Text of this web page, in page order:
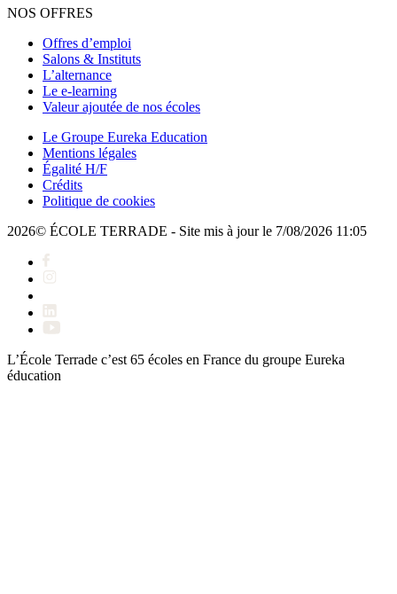
NOS OFFRES
Offres d’emploi
Salons & Instituts
L’alternance
Le e-learning
Valeur ajoutée de nos écoles
Le Groupe Eureka Education
Mentions légales
Égalité H/F
Crédits
Politique de cookies
2026© ÉCOLE TERRADE - Site mis à jour le 7/08/2026 11:05
L’École Terrade c’est 65 écoles en France du groupe Eureka
éducation